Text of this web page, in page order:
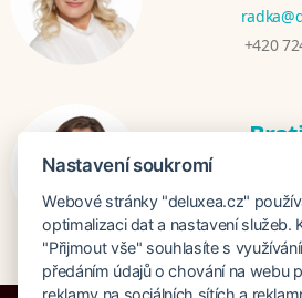
+420
+421
Nastavení soukromí
Webové stránky "deluxea.cz"
optimalizaci dat a nastavení služeb.
"Přijmout vše" souhlasíte s
předáním údajů o chování na webu
reklamy na sociálních sítích a